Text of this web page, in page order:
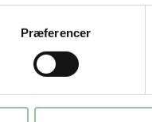
Præferencer